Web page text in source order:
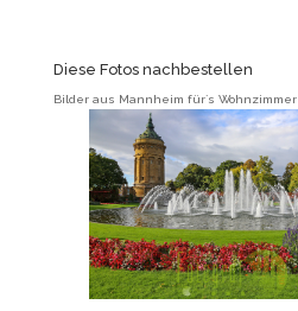
Diese Fotos nachbestellen
Bilder aus Mannheim für`s Wohnzimmer